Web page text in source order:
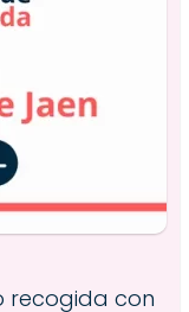
recogida con